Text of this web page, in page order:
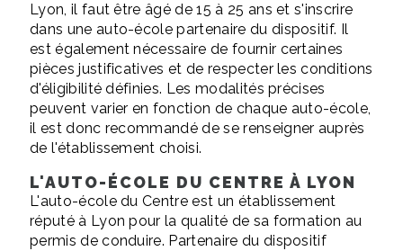
Lyon, il faut être âgé de 15 à 25 ans et s'inscrire
dans une auto-école partenaire du dispositif. Il
est également nécessaire de fournir certaines
pièces justificatives et de respecter les conditions
d'éligibilité définies. Les modalités précises
peuvent varier en fonction de chaque auto-école,
il est donc recommandé de se renseigner auprès
de l'établissement choisi.
L'AUTO-ÉCOLE DU CENTRE À LYON
L'auto-école du Centre est un établissement
réputé à Lyon pour la qualité de sa formation au
permis de conduire. Partenaire du dispositif